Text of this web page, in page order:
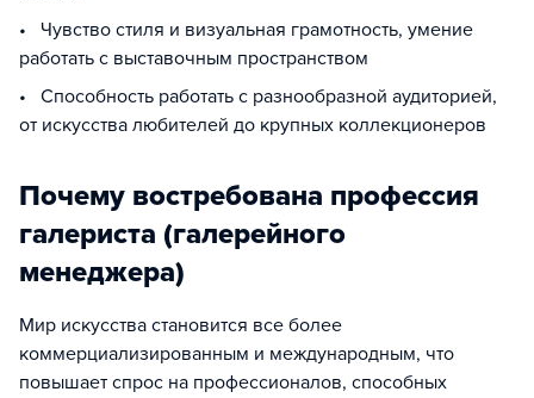
• Чувство стиля и визуальная грамотность, умение
работать с выставочным пространством
• Способность работать с разнообразной аудиторией,
от искусства любителей до крупных коллекционеров
Почему востребована профессия
галериста (галерейного
менеджера)
Мир искусства становится все более
коммерциализированным и международным, что
повышает спрос на профессионалов, способных